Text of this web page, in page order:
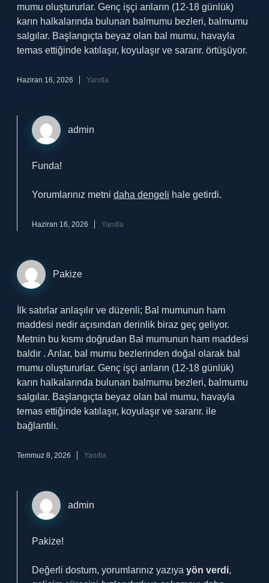
mumu oluştururlar. Genç işçi arıların (12-18 günlük)
karın halkalarında bulunan balmumu bezleri, balmumu
salgılar. Başlangıçta beyaz olan bal mumu, havayla
temas ettiğinde katılaşır, koyulaşır ve sararır. örtüşüyor.
Haziran 16, 2026 Yanıtla
admin
Funda!
Yorumlarınız metni daha dengeli hale getirdi.
Haziran 16, 2026 Yanıtla
Pakize
İlk satırlar anlaşılır ve düzenli; Bal mumunun ham
maddesi nedir açısından derinlik biraz geç geliyor.
Metnin bu kısmı doğrudan Bal mumunun ham maddesi
baldır . Arılar, bal mumu bezlerinden doğal olarak bal
mumu oluştururlar. Genç işçi arıların (12-18 günlük)
karın halkalarında bulunan balmumu bezleri, balmumu
salgılar. Başlangıçta beyaz olan bal mumu, havayla
temas ettiğinde katılaşır, koyulaşır ve sararır. ile
bağlantılı.
Temmuz 8, 2026 Yanıtla
admin
Pakize!
Değerli dostum, yorumlarınız yazıya yön verdi,